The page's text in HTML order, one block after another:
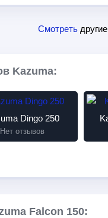
Смотреть
Kazuma:
Dingo 250
Нет отзывов
Falcon 150: